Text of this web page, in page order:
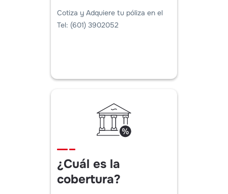
Cotiza y Adquiere tu póliza en el
Tel: (601) 3902052
¿Cuál es la
cobertura?